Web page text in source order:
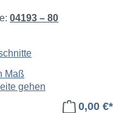
04193 – 80
Maß
0,00 €*